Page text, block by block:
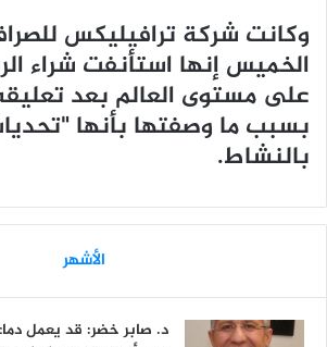
وكانت شركة ترافيليكس
الخميس إنها استأنفت شراء
على مستوى العالم بعد
بسبب ما وصفتها بأنها
بالنشاط.
الأشهر
د. صابر خضر: قد يعمل